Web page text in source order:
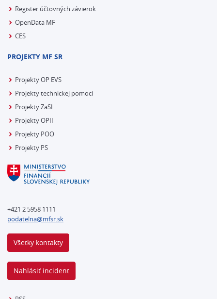
Register účtovných závierok
OpenData MF
CES
PROJEKTY MF SR
Projekty OP EVS
Projekty technickej pomoci
Projekty ZaSI
Projekty OPII
Projekty POO
Projekty PS
+421 2 5958 1111
podatelna@mfsr.sk
Všetky kontakty
Nahlásiť incident